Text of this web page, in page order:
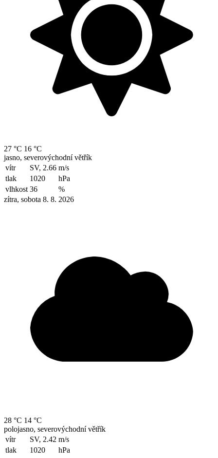
27 °C 16 °C
jasno, severovýchodní větřík
vítr
SV, 2.66 m/s
tlak
1020
hPa
vlhkost 36
%
zítra, sobota 8. 8. 2026
28 °C 14 °C
polojasno, severovýchodní větřík
vítr
SV, 2.42 m/s
tlak
1020
hPa